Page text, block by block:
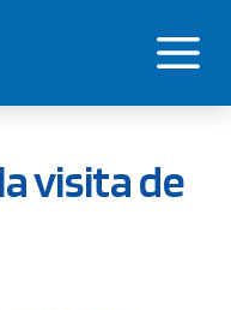
visita de